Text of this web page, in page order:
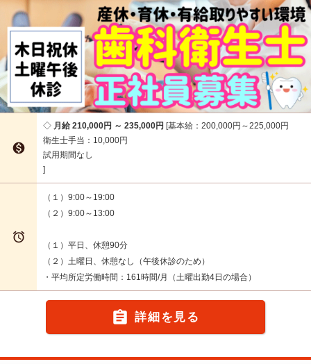

月給 210,000円 ～ 235,000円 基本給：200,000円～225,000円
衛生士手当：10,000円
試用期間なし

（１）9:00～19:00
（２）9:00～13:00
（１）平日、休憩90分
（２）土曜日、休憩なし（午後休診のため）
・平均所定労働時間：161時間/月（土曜出勤4日の場合）
 詳細を見る